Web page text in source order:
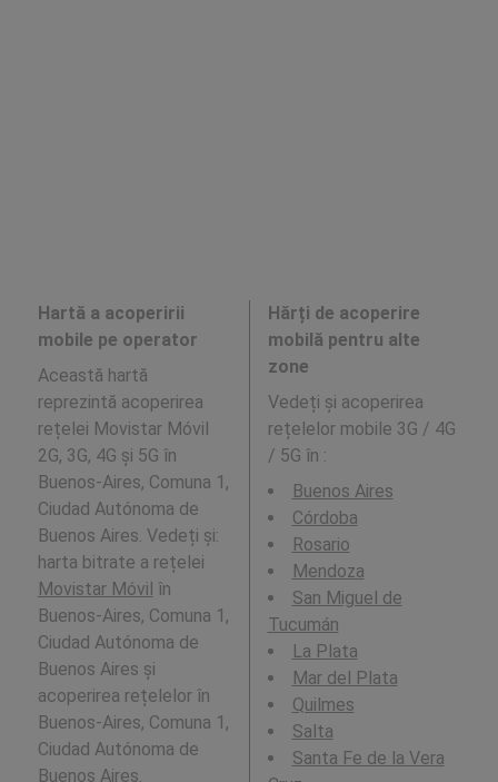
Hartă a acoperirii
mobile pe operator
Această hartă
reprezintă acoperirea
rețelei Movistar Móvil
2G, 3G, 4G și 5G în
Buenos-Aires, Comuna 1,
Ciudad Autónoma de
Buenos Aires. Vedeți și:
harta bitrate a rețelei
Movistar Móvil în
Buenos-Aires, Comuna 1,
Ciudad Autónoma de
Buenos Aires și
acoperirea rețelelor în
Buenos-Aires, Comuna 1,
Ciudad Autónoma de
Buenos Aires.
Hărți de acoperire
mobilă pentru alte
zone
Vedeți și acoperirea
rețelelor mobile 3G / 4G
/ 5G în :
Buenos Aires
Córdoba
Rosario
Mendoza
San Miguel de
Tucumán
La Plata
Mar del Plata
Quilmes
Salta
Santa Fe de la Vera